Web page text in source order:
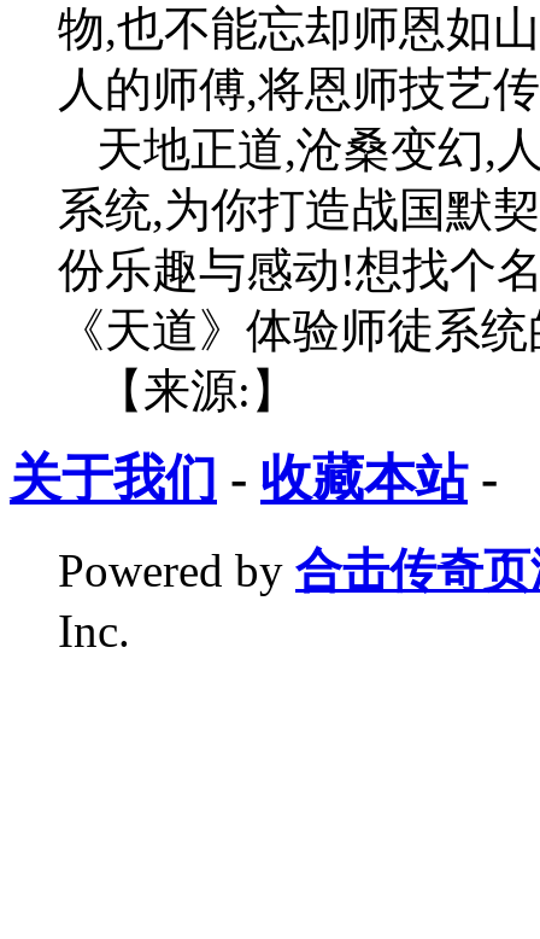
物,也不能忘却师恩如
人的师傅,将恩师技艺
天地正道,沧桑变幻,
系统,为你打造战国默
份乐趣与感动!想找个
《天道》体验师徒系
【来源:】
关于我们 - 收藏本站-
Powered by 合击传奇
Inc.